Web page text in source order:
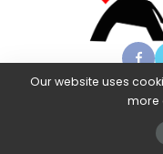
© 2025
Our website uses
more